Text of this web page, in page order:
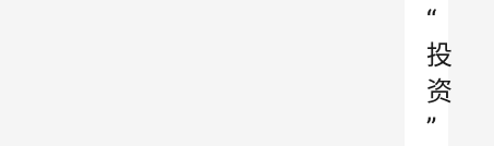
“
投
资
”